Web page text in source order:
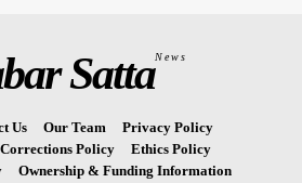
SattaNews
Us Our Team
Privacy Policy
Corrections Policy
Ethics Policy
Ownership & Funding Information